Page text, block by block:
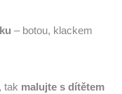
– botou, klackem
tak malujte s dítětem